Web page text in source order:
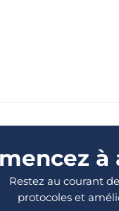
Restez au courant
protocoles et